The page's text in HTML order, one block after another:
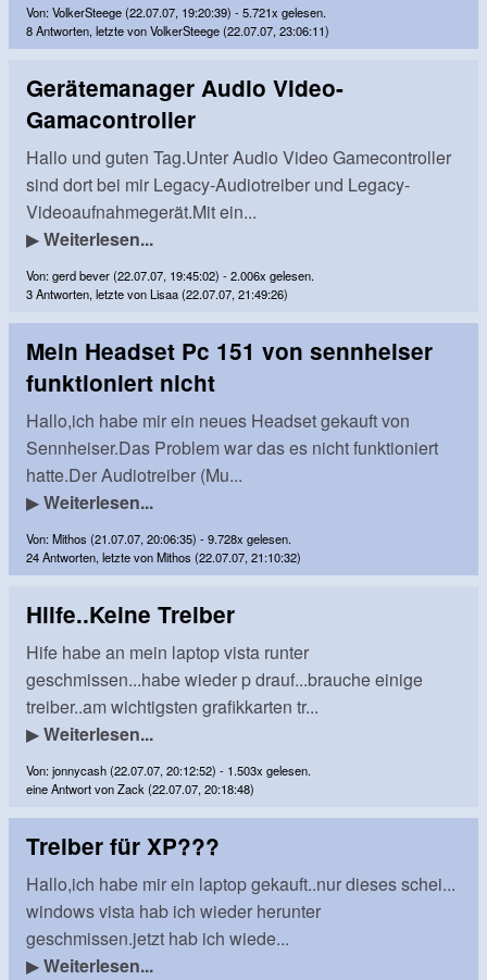
Von: VolkerSteege (22.07.07, 19:20:39) - 5.721x gelesen.
8 Antworten, letzte von VolkerSteege (22.07.07, 23:06:11)
Gerätemanager Audio Video-
Gamacontroller
Hallo und guten Tag.Unter Audio Video Gamecontroller
sind dort bei mir Legacy-Audiotreiber und Legacy-
Videoaufnahmegerät.Mit ein...
▶Weiterlesen...
Von: gerd bever (22.07.07, 19:45:02) - 2.006x gelesen.
3 Antworten, letzte von Lisaa (22.07.07, 21:49:26)
Mein Headset Pc 151 von sennheiser
funktioniert nicht
Hallo,ich habe mir ein neues Headset gekauft von
Sennheiser.Das Problem war das es nicht funktioniert
hatte.Der Audiotreiber (Mu...
▶Weiterlesen...
Von: Mithos (21.07.07, 20:06:35) - 9.728x gelesen.
24 Antworten, letzte von Mithos (22.07.07, 21:10:32)
Hilfe..Keine Treiber
Hife habe an mein laptop vista runter
geschmissen...habe wieder p drauf...brauche einige
treiber..am wichtigsten grafikkarten tr...
▶Weiterlesen...
Von: jonnycash (22.07.07, 20:12:52) - 1.503x gelesen.
eine Antwort von Zack (22.07.07, 20:18:48)
Treiber für XP???
Hallo,ich habe mir ein laptop gekauft..nur dieses schei...
windows vista hab ich wieder herunter
geschmissen.jetzt hab ich wiede...
▶Weiterlesen...